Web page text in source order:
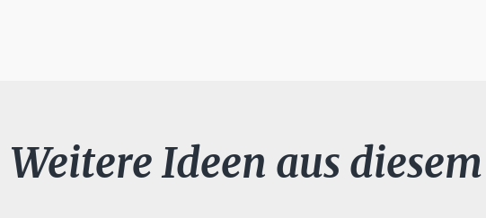
Weitere Ideen aus